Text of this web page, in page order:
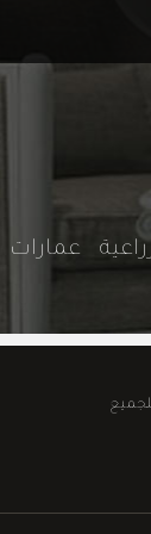
عمارات